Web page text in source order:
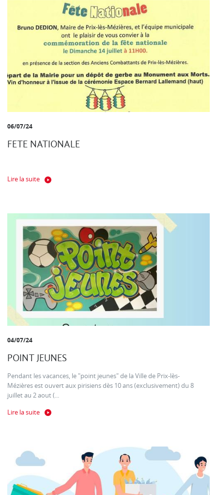
06/07/24
FETE NATIONALE
Lire la suite
04/07/24
POINT JEUNES
Pendant les vacances, le "point jeunes" de la Ville de Prix-lès-
Mézières est ouvert aux pirisiens dès 10 ans (exclusivement) du 8
juillet au 2 aout (...
Lire la suite